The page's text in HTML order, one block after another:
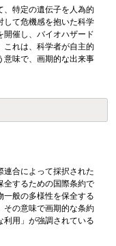
、特定の遺伝子を人為的
して危機感を抱いた科学
開催し、バイオハザード
これは、科学者が自主的
意味で、画期的な出来事
連合によって採択された
全するための国際条約で
一般の多様性を保全する
その意味で画期的な条約
利用」が強調されている